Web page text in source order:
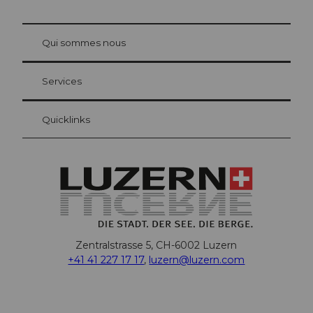
Carte d’hôte Lucerne
Vos avantages en tant qu'hôte pour la nuit
at Bre
Qui sommes nous
Services
Quicklinks
Zentralstrasse 5, CH-6002 Luzern
+41 41 227 17 17, luzern@luzern.com